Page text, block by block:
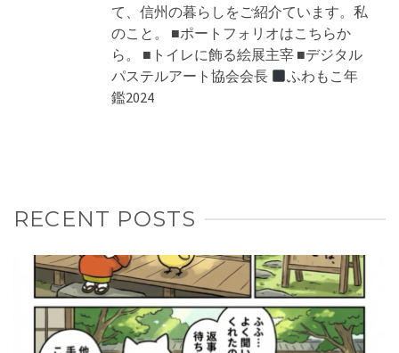
て、信州の暮らしをご紹介ています。私
のこと。 ■ポートフォリオはこちらか
ら。 ■トイレに飾る絵展主宰 ■デジタル
パステルアート協会会長
ふわもこ年
鑑2024
RECENT POSTS